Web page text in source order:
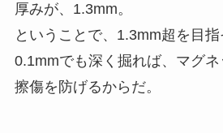
厚みが、1.3mm。
ということで、1.3mm超を目
0.1mmでも深く掘れば、マグ
擦傷を防げるからだ。